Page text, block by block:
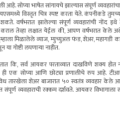
सोप्या भाषेत सांगायचे झाल्यास संपूर्ण
विस्तृत चित्र स्पष्ट करता येते. कंपनीकडे तुमच्या
वर्षभरात झालेल्या संपूर्ण व्यवहारांची नोंद
कराल तेव्हा लक्षात येईल की, आपण वर्षभरात केले
मिळालेले व्याज, म्युच्युअल फंड, शेअर, महागडी
गोष्टी लपणाऱ्या नाहीत.
कि, सर्व आयकर परताव्यात दाखविणे शक्य होत
एक सोप्या आणि छोट्या प्रणालीचे रुप आहे.
शेअर बाजारात ५० स्वतंत्र व्यवहार केले
व्यवहाराची रक्कम दर्शवते. आयकर